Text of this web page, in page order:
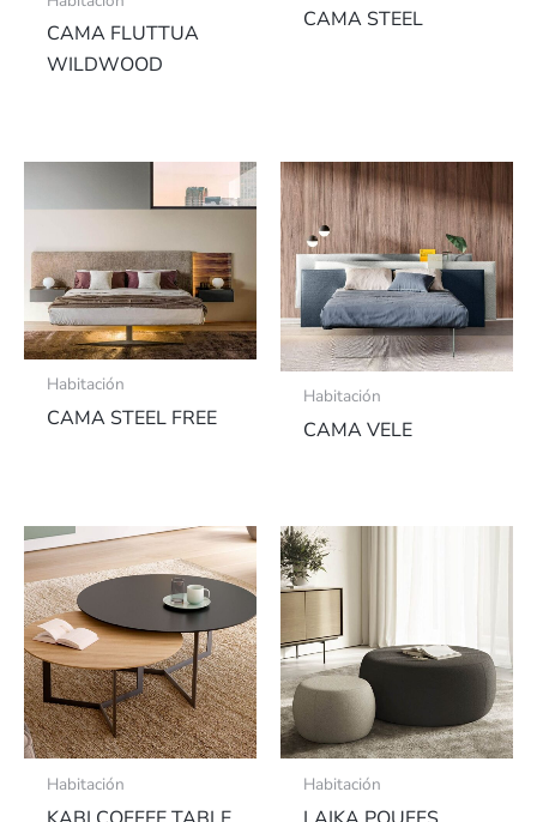
CAMA FLUTTUA
WILDWOOD
CAMA STEEL
Habitación
CAMA STEEL FREE
Habitación
CAMA VELE
Habitación Habitación